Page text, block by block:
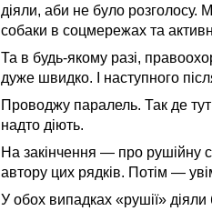
діяли, аби не було розголосу.
собаки в соцмережах та
Та в будь-якому разі,
дуже швидко. І наступного
Проводжу паралель. Так де
надто діють.
На закінчення — про рушійну
автору цих рядків. Потім —
У обох випадках «рушії»